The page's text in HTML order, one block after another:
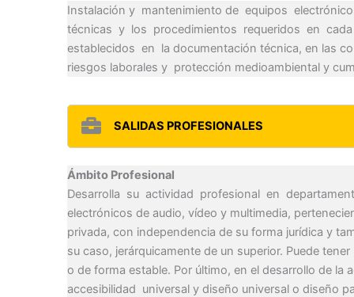
Instalación y mantenimiento de equipos
técnicas y los procedimientos requeridos en
establecidos en la documentación técnica, en las
riesgos laborales y protección medioambiental y
SALIDAS PROFESIONALES
Ámbito Profesional
Desarrolla su actividad profesional en
electrónicos de audio, vídeo y multimedia,
privada, con independencia de su forma jurídica y
su caso, jerárquicamente de un superior. Puede
o de forma estable. Por último, en el desarrollo de
accesibilidad universal y diseño universal o diseño